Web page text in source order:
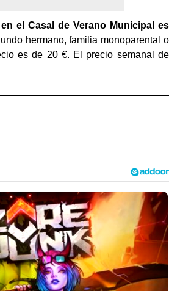
el Casal de Verano Municipal es
hermano, familia monoparental o
es de 20 €. El precio semanal de